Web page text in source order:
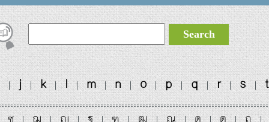
| j | k | l | m | n | o | p | q | r | s | t
| | | | | | | | | |